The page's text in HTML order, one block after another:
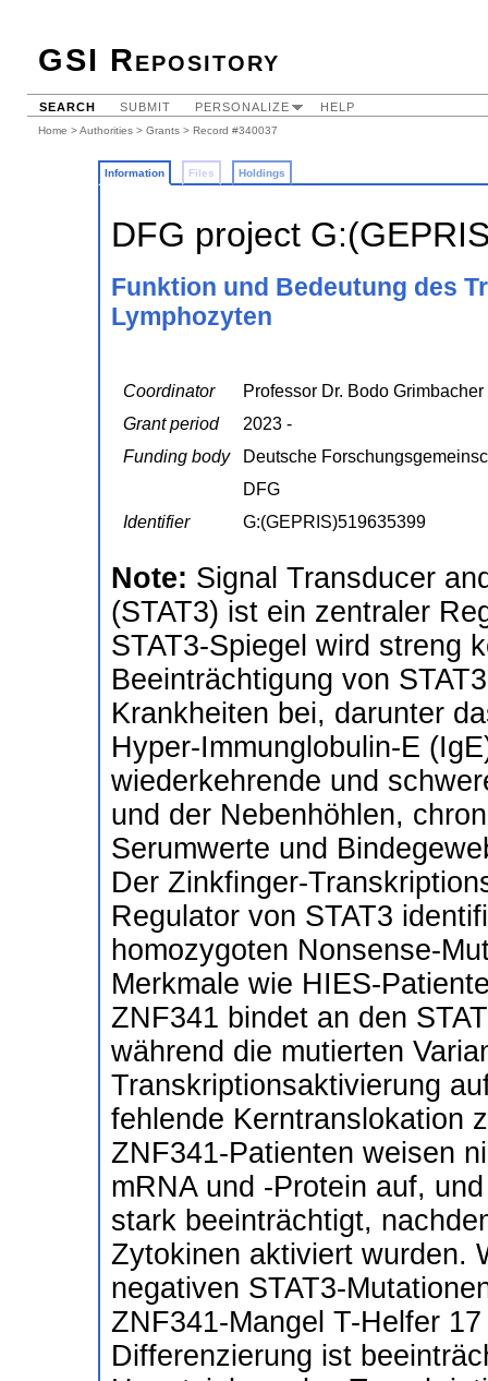
GSI Repository
SEARCH SUBMIT PERSONALIZE HELP
Home >Authorities > Grants > Record #340037
Information Files Holdings
DFG project
Funktion und Bedeutung des
Lymphozyten
Coordinator
Professor Dr. Bodo Grimbacher
Grant period
2023 -
Funding body
Deutsche
DFG
Identifier
G:(GEPRIS)519635399
Note: Signal Transducer
(STAT3) ist ein zentraler
STAT3-Spiegel wird streng
Beeinträchtigung von
Krankheiten bei, darunter
Hyper-Immunglobulin-E
wiederkehrende und
und der Nebenhöhlen,
Serumwerte und
Der Zinkfinger-
Regulator von STAT3
homozygoten Nonsense-
Merkmale wie HIES-
ZNF341 bindet an den
während die mutierten
Transkriptionsaktivierung
fehlende Kerntranslokation
ZNF341-Patienten weisen
mRNA und -Protein auf,
stark beeinträchtigt,
Zytokinen aktiviert wurden.
negativen STAT3-
ZNF341-Mangel T-Helfer
Differenzierung ist